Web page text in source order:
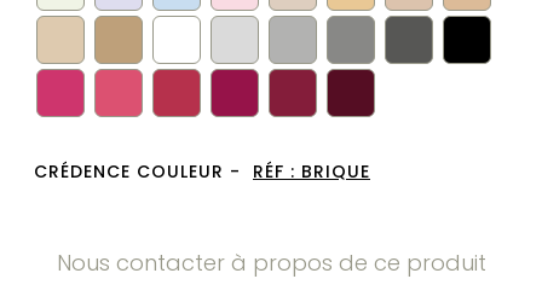
CRÉDENCE COULEUR - RÉF : BRIQUE
Nous contacter à propos de ce produit